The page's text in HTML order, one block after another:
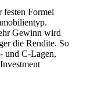
Formel
Gewinn wird
die Rendite. So
und C-Lagen,